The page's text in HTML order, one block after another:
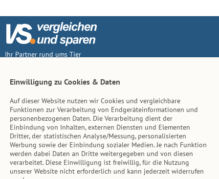
Ihr Partner rund ums Tier
Inhalt
Tierarzt-Suche
Hinweise
AGB
Einwilligung zu Cookies & Daten
Auf dieser Website nutzen wir Cookies und vergleichbare
Funktionen zur Verarbeitung von Endgeräteinformationen und
personenbezogenen Daten. Die Verarbeitung dient der
Einbindung von Inhalten, externen Diensten und Elementen
Dritter, der statistischen Analyse/Messung, personalisierten
Werbung sowie der Einbindung sozialer Medien. Je nach Funktion
werden dabei Daten an Dritte weitergegeben und von diesen
verarbeitet. Diese Einwilligung ist freiwillig, für die Nutzung
unserer Website nicht erforderlich und kann jederzeit widerrufen